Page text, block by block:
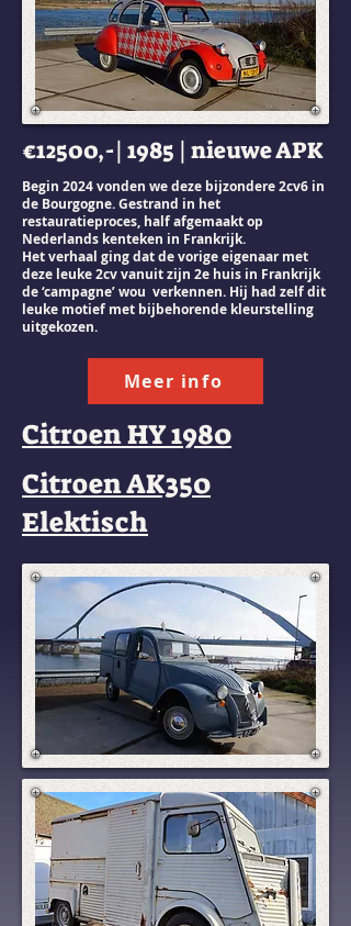
€12500,-| 1985 | nieuwe APK
Begin 2024 vonden we deze bijzondere 2cv6 in
de Bourgogne. Gestrand in het
restauratieproces, half afgemaakt op
Nederlands kenteken in Frankrijk.
Het verhaal ging dat de vorige eigenaar met
deze leuke 2cv vanuit zijn 2e huis in Frankrijk
de ‘campagne’ wou verkennen. Hij had zelf dit
leuke motief met bijbehorende kleurstelling
uitgekozen.
Meer info
Citroen HY 1980
Citroen AK350
Elektisch